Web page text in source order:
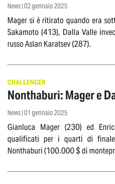
News | 02 gennaio 2025
Mager si è ritirato quando era
Sakamoto (413), Dalla Valle
russo Aslan Karatsev (287).
CHALLENGER
Nonthaburi: Mager e
News | 01 gennaio 2025
Gianluca Mager (230) ed
qualificati per i quarti di
Nonthaburi (100.000 $ di